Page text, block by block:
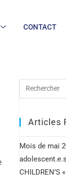
CONTACT
Articles
Mois de mai
CHILDREN’S